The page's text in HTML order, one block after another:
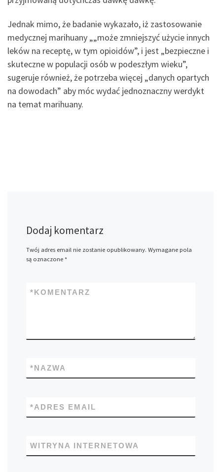
Jednak mimo, że badanie wykazało, iż zastosowanie
medycznej marihuany „„może zmniejszyć użycie innych
leków na receptę, w tym opioidów”, i jest „bezpieczne i
skuteczne w populacji osób w podeszłym wieku”,
sugeruje również, że potrzeba więcej „danych opartych
na dowodach” aby móc wydać jednoznaczny werdykt
na temat marihuany.
Dodaj komentarz
Twój adres email nie zostanie opublikowany. Wymagane pola
są oznaczone *
KOMENTARZ
*
NAZWA
*
ADRES EMAIL
*
WITRYNA INTERNETOWA